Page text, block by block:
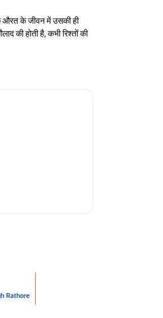
औरत के जीवन में उसकी ही
की होती है, कभी रिश्तों की
Rathore